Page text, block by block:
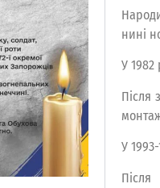
нині
У 1982
Після
У